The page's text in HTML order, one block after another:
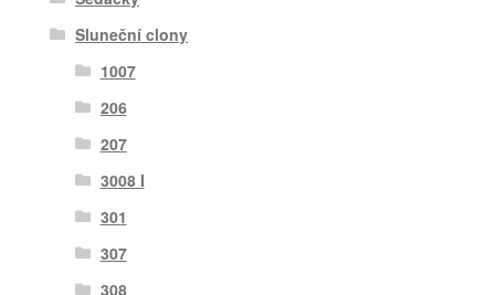
Sluneční clony
1007
206
207
3008 I
301
307
308